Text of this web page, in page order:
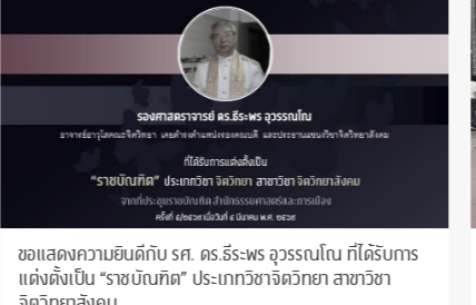
“จิตวิทยา จุฬาฯ” ร่วมมือ “สสส.” เปิดรับสมัคร “Thai Mind
Awards” รุ่นที่ 2 เพื่อค้นหาองค์กรต้นแบบสร้างเสริมสุขภาวะ